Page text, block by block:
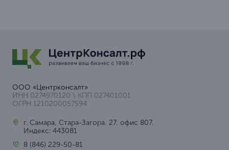
ООО «Центрконсалт»
ИНН 0274970120 \ КПП 027401001
ОГРН 1210200057594
г. Самара, Стара-Загора, 27, офис 807.
Индекс: 443081
8 (846) 229-50-81